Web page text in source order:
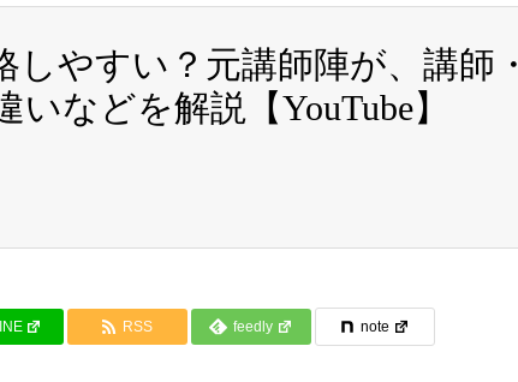
やすい？元講師陣が、講師・
などを解説【YouTube】
RSS feedly note